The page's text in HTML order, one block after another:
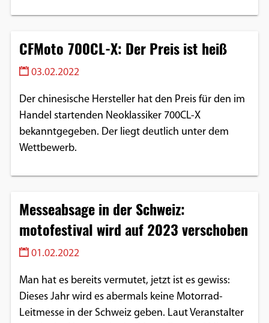
CFMoto 700CL-X: Der Preis ist heiß
03.02.2022
Der chinesische Hersteller hat den Preis für den im
Handel startenden Neoklassiker 700CL-X
bekanntgegeben. Der liegt deutlich unter dem
Wettbewerb.
Messeabsage in der Schweiz:
motofestival wird auf 2023 verschoben
01.02.2022
Man hat es bereits vermutet, jetzt ist es gewiss:
Dieses Jahr wird es abermals keine Motorrad-
Leitmesse in der Schweiz geben. Laut Veranstalter